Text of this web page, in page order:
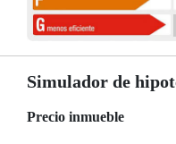
Simulador de
Precio inmueble